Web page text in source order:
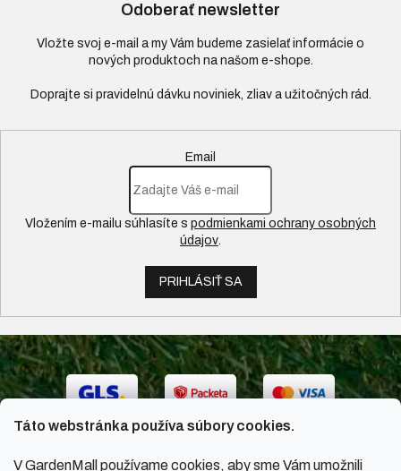
Táto webstránka používa súbory cookies.
V GardenMall používame cookies, aby sme Vám umožnili
Odoberať newsletter
Vložte svoj e-mail a my Vám budeme zasielať informácie o
nových produktoch na našom e-shope.
Email
Vložením e-mailu súhlasíte s podmienkami ochrany osobných
údajov.
PRIHLÁSIŤ SA